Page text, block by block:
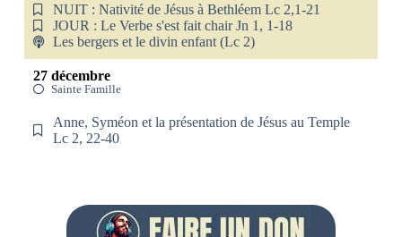
NUIT : Nativité de Jésus à Bethléem Lc 2,1-21
JOUR : Le Verbe s'est fait chair Jn 1, 1-18
Les bergers et le divin enfant (Lc 2)
27 décembre
Sainte Famille
Anne, Syméon et la présentation de Jésus au Temple
Lc 2, 22-40